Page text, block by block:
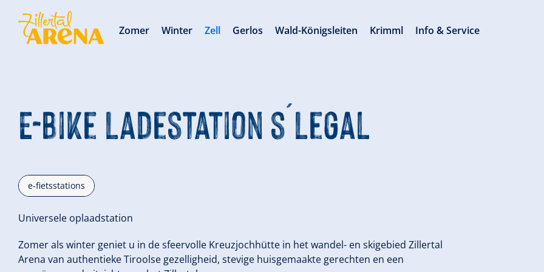
E-Bike Ladestation s´Legal
e-fietsstations
Universele oplaadstation
Zomer als winter geniet u in de sfeervolle Kreuzjochhütte in het wandel- en skigebied Zillertal
Arena van authentieke Tiroolse gezelligheid, stevige huisgemaakte gerechten en een
Zomer Winter Zell Gerlos Wald-Königsleiten Krimml Info & Service